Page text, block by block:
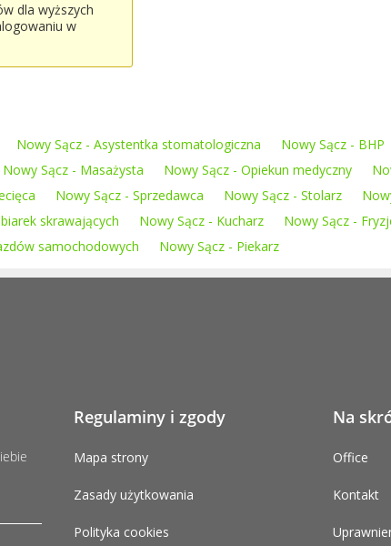
dla wyższych
w
Nowy Sącz - Asystentka stomatologiczna Nowy Sącz - BHP
Nowy Sącz - Masażysta Nowy Sącz - Opiekun medyczny
Nowy Sącz - Sprzedawca Nowy Sącz - Stolarz
skrawających
Nowy Sącz - Kucharz Nowy Sącz -
samochodowych
Nowy Sącz - Piekarz
Regulaminy i zgody
Mapa strony
Zasady użytkowania
Polityka cookies
Na
Office
Kontakt